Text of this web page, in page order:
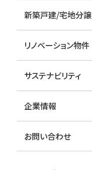
新築戸建/宅地分譲
リノベーション物件
サステナビリティ
企業情報
お問い合わせ